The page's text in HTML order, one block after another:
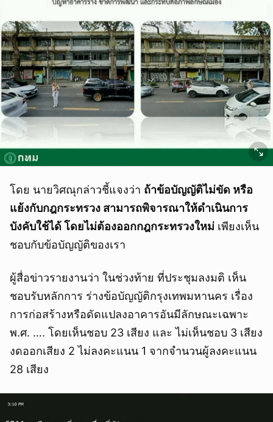
โดย นายวิศณุกล่าวชี้แจงว่า ถ้าข้อบัญญัติไม่ขัด หรือ
แย้งกับกฎกระทรวง สามารถพิจารณาให้ดำเนินการ
บังคับใช้ได้ โดยไม่ต้องออกกฎกระทรวงใหม่ เพียงเห็น
ชอบกับข้อบัญญัติของเรา
ผู้สื่อข่าวรายงานว่า ในช่วงท้าย ที่ประชุมลงมติ เห็น
ชอบรับหลักการ ร่างข้อบัญญัติกรุงเทพมหานคร เรื่อง
การก่อสร้างหรือดัดแปลงอาคารอันมีลักษณะเฉพาะ
พ.ศ. …. โดยเห็นชอบ 23 เสียง และ ไม่เห็นชอบ 3 เสียง
งดออกเสียง 2 ไม่ลงคะแนน 1 จากจำนวนผู้ลงคะแนน
28 เสียง